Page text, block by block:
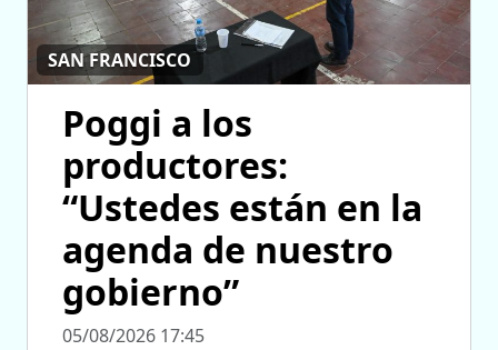
SAN FRANCISCO
Poggi a los
productores:
“Ustedes están en la
agenda de nuestro
gobierno”
05/08/2026 17:45